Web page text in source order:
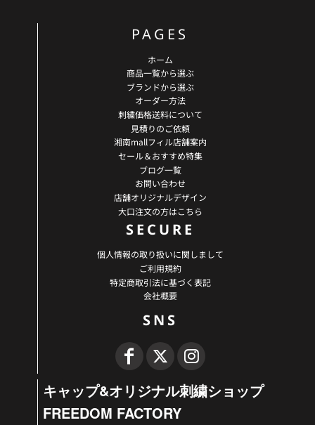
PAGES
ホーム
商品一覧から選ぶ
ブランドから選ぶ
オーダー方法
刺繍価格送料について
見積りのご依頼
湘南mallフィル店舗案内
セール＆おすすめ特集
ブログ一覧
お問い合わせ
店舗オリジナルデザイン
大口注文の方はこちら
SECURE
個人情報の取り扱いに関しまして
ご利用規約
特定商取引法に基づく表記
会社概要
SNS
キャップ&オリジナル刺繍ショップ
FREEDOM FACTORY